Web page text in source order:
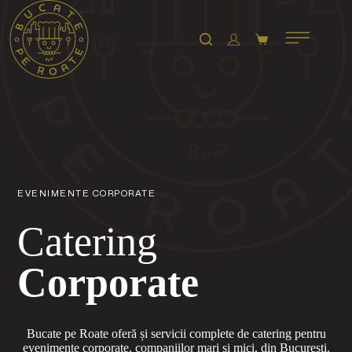
EVENIMENTE CORPORATE
Catering
Corporate
Bucate pe Roate oferă și servicii complete de catering pentru
evenimente corporate, companiilor mari și mici, din București.